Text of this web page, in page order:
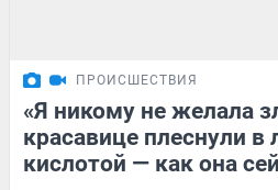
ПРОИСШЕСТВИЯ
«Я никому не желала
красавице плеснули в
кислотой — как она